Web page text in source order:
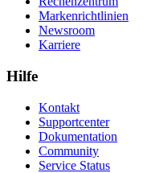
Markenrichtlinien
Newsroom
Karriere
Hilfe
Kontakt
Supportcenter
Dokumentation
Community
Service Status